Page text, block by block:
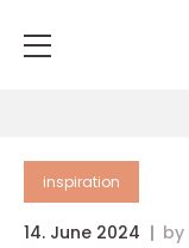
inspiration
14. June 2024 by